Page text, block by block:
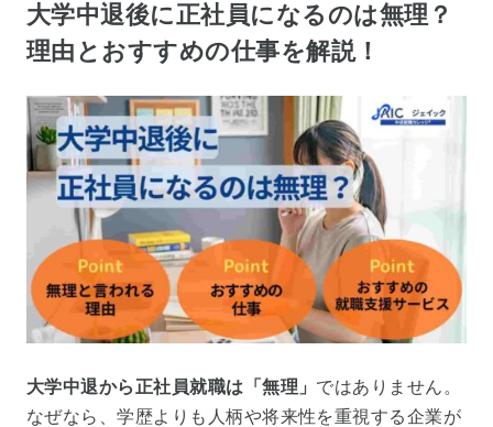
大学中退後に正社員になるのは無理？
理由とおすすめの仕事を解説！
大学中退から正社員就職は「無理」 ではありません。
なぜなら、学歴よりも人柄や将来性を重視する企業が